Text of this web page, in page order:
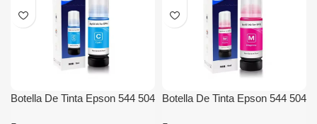
Botella De Tinta Epson 544 504
Botella De Tinta Epson 544 504